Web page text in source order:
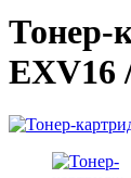
Тонер-
EXV16